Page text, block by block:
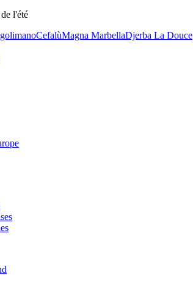
l'été
CefalùMagna MarbellaDjerba La Douce